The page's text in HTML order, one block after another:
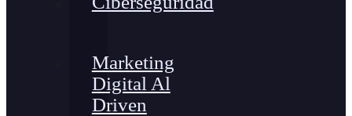
Marketing
Digital Al
Driven